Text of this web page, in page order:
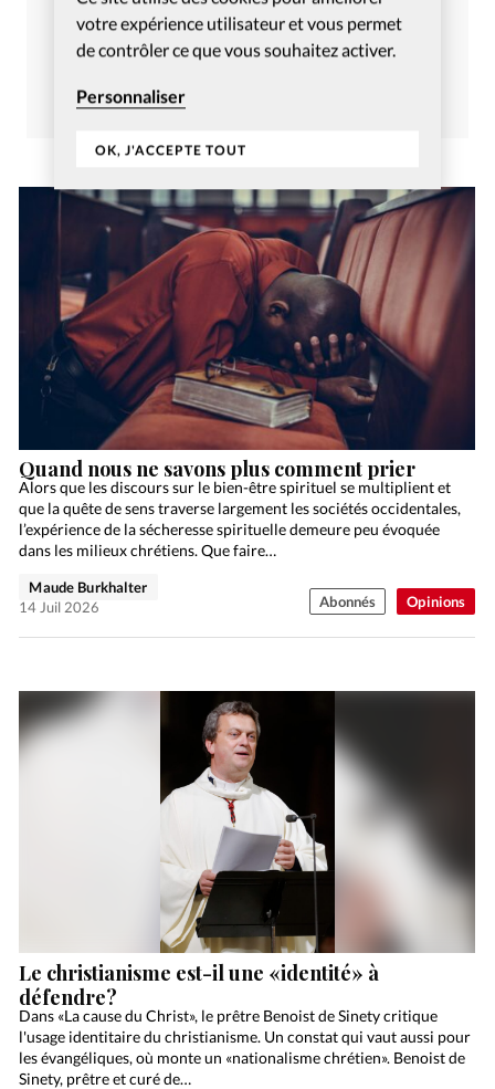
votre expérience utilisateur et vous permet
de contrôler ce que vous souhaitez activer.
Personnaliser
OK, J'ACCEPTE TOUT
Article tiré du numéro
Christianisme Aujourd’hui Juin
2021
Commander
Opinions
Quand nous ne savons plus comment prier
Alors que les discours sur le bien-être spirituel se multiplient et
que la quête de sens traverse largement les sociétés occidentales,
l’expérience de la sécheresse spirituelle demeure peu évoquée
dans les milieux chrétiens. Que faire…
Maude Burkhalter
14 Juil 2026
Abonnés
Le christianisme est-il une «identité» à
défendre?
Dans «La cause du Christ», le prêtre Benoist de Sinety critique
l'usage identitaire du christianisme. Un constat qui vaut aussi pour
les évangéliques, où monte un «nationalisme chrétien». Benoist de
Sinety, prêtre et curé de…